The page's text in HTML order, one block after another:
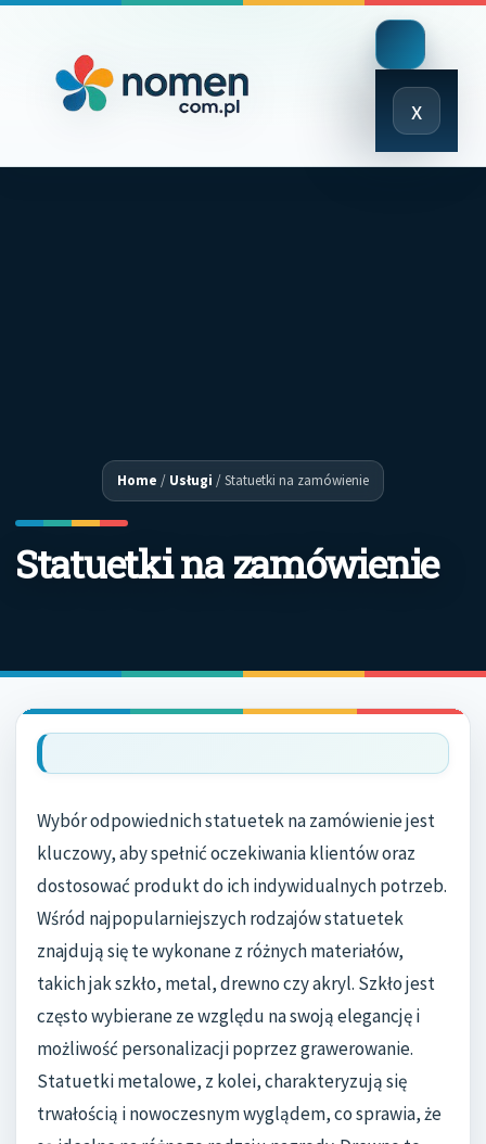
x
Close
Menu
Home / Usługi /Statuetki na zamówienie
Statuetki na zamówienie
Wybór odpowiednich statuetek na zamówienie jest
kluczowy, aby spełnić oczekiwania klientów oraz
dostosować produkt do ich indywidualnych potrzeb.
Wśród najpopularniejszych rodzajów statuetek
znajdują się te wykonane z różnych materiałów,
takich jak szkło, metal, drewno czy akryl. Szkło jest
często wybierane ze względu na swoją elegancję i
możliwość personalizacji poprzez grawerowanie.
Statuetki metalowe, z kolei, charakteryzują się
trwałością i nowoczesnym wyglądem, co sprawia, że